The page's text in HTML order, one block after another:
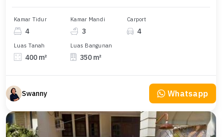
Kamar Tidur
4
Kamar Mandi
3
Carport
4
Luas Tanah
400 m²
Luas Bangunan
350 m²
Swanny Whatsapp